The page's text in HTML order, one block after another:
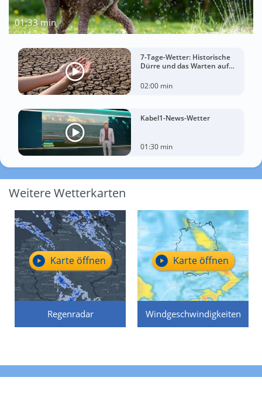
01:33 min
7-Tage-Wetter: Historische
Dürre und das Warten auf
02:00 min
Kabel1-News-Wetter
01:30 min
Weitere Wetterkarten
Regenradar
Karte öffnen
Windgeschwindigkeiten
Karte öffnen